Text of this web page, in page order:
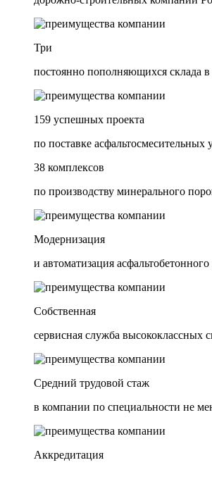
Три
постоянно пополняющихся склада
159 успешных проекта
по поставке асфальтосмесительных
38 комплексов
по производству минерального
Модернизация
и автоматизация асфальтобетонного
Собственная
сервисная служба высококлассных
Средний трудовой стаж
в компании по специальности не
Аккредитация